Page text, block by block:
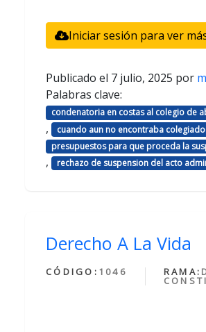
Iniciar sesión para ver
Publicado el 7 julio, 2025 por
Palabras clave:
condenatoria en costas al colegio de
, cuando aun no encontraba colegiado
presupuestos para que proceda la
, rechazo de suspension del acto
Derecho A La Vida
CÓDIGO: 1046 RAMA: